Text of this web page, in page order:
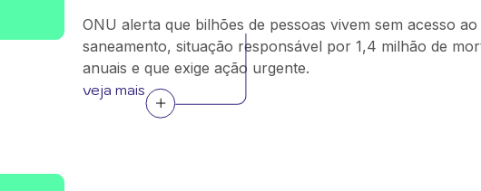
ONU alerta que bilhões de pessoas vivem sem acesso ao
saneamento, situação responsável por 1,4 milhão de
anuais e que exige ação urgente.
veja mais